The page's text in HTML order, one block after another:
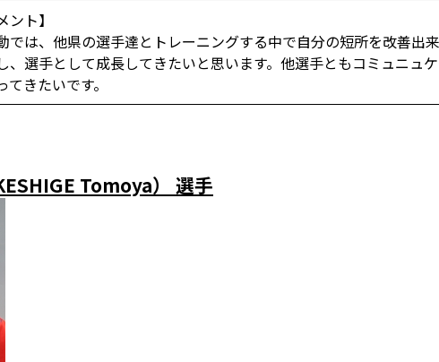
ント】
では、他県の選手達とトレーニングする中で自分の短所を改善出
、選手として成長してきたいと思います。他選手ともコミュニュ
きたいです。
Tomoya） 選手